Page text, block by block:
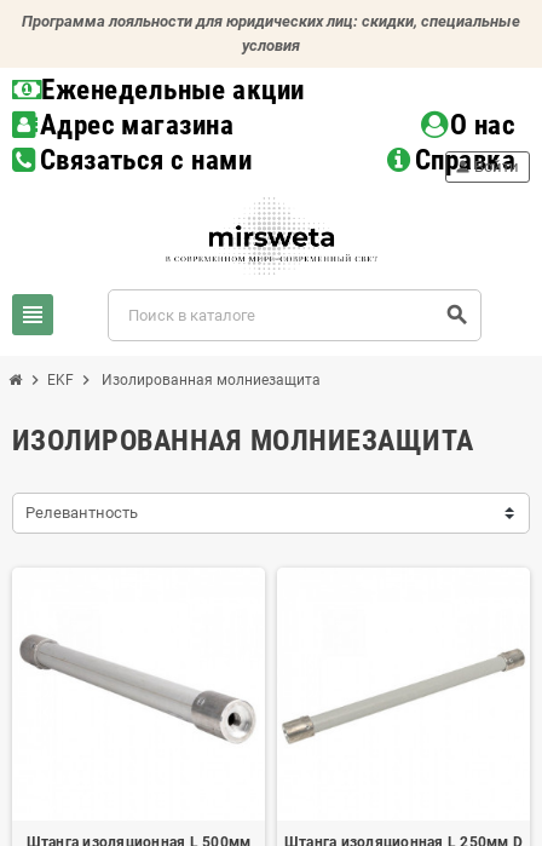
Программа лояльности для юридических лиц: скидки, специальные
условия
Еженедельные акции
Адрес магазина
О нас
Связаться с нами
Справка
view_headline search
person Войти
chevron_right EKF chevron_right Изолированная молниезащита
ИЗОЛИРОВАННАЯ МОЛНИЕЗАЩИТА
Релевантность
Штанга изоляционная L 500мм
Штанга изоляционная L 250мм D